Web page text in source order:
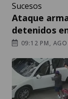
Sucesos
Ataque
detenidos
09:12 PM,